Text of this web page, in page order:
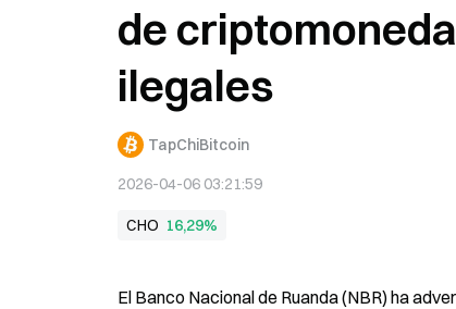
de
ilegales
TapChiBitcoin
2026-04-06 03:21:59
CHO 16,29%
El Banco Nacional de Ruanda (NBR) ha